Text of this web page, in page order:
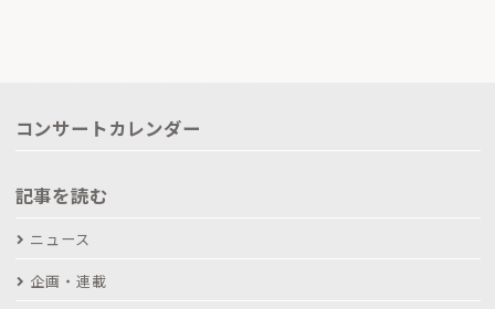
コンサートカレンダー
記事を読む
ニュース
企画・連載